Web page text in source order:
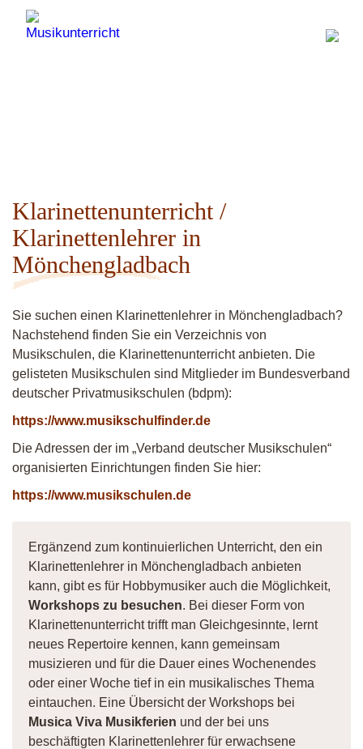
Klarinettenunterricht /
Klarinettenlehrer in
Mönchengladbach
Sie suchen einen Klarinettenlehrer in Mönchengladbach?
Nachstehend finden Sie ein Verzeichnis von
Musikschulen, die Klarinettenunterricht anbieten. Die
gelisteten Musikschulen sind Mitglieder im Bundesverband
deutscher Privatmusikschulen (bdpm):
https://www.musikschulfinder.de
Die Adressen der im „Verband deutscher Musikschulen“
organisierten Einrichtungen finden Sie hier:
https://www.musikschulen.de
Ergänzend zum kontinuierlichen Unterricht, den ein
Klarinettenlehrer in Mönchengladbach anbieten
kann, gibt es für Hobbymusiker auch die Möglichkeit,
Workshops zu besuchen. Bei dieser Form von
Klarinettenunterricht trifft man Gleichgesinnte, lernt
neues Repertoire kennen, kann gemeinsam
musizieren und für die Dauer eines Wochenendes
oder einer Woche tief in ein musikalisches Thema
eintauchen. Eine Übersicht der Workshops bei
Musica Viva Musikferien und der bei uns
beschäftigten Klarinettenlehrer für erwachsene